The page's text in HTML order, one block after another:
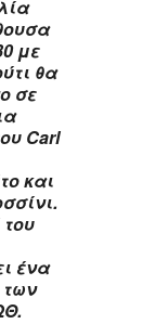
με
θα
σε
Carl
και
ένα
των